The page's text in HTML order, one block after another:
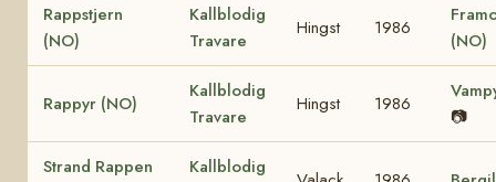
Rappstjern
(NO)
Kallblodig
Travare
Hingst 1986
(NO)
Rappyr (NO)
Kallblodig
Travare
Hingst 1986
📷
Strand Rappen
Kallblodig